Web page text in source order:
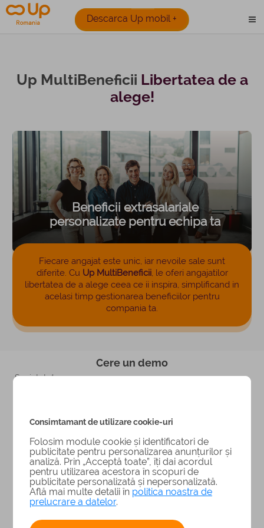
Descarca Up mobil +
Up MultiBeneficii Libertatea de a
alege!
Beneficii extrasalariale
personalizate pentru echipa ta
Fiecare angajat este unic, iar nevoile sale sunt
diferite. Cu Up MultiBeneficii, le oferi angajatilor
libertatea de a alege ceea ce ii inspira, simplificand in
acelasi timp gestionarea beneficiilor pentru
compania ta.
Cere un demo
Consimtamant de utilizare cookie-uri
Folosim module cookie și identificatori de
publicitate pentru personalizarea anunțurilor și
analiză. Prin „Acceptă toate”, îți dai acordul
pentru utilizarea acestora în scopuri de
publicitate personalizată și nepersonalizată.
Află mai multe detalii în politica noastra de
prelucrare a datelor.